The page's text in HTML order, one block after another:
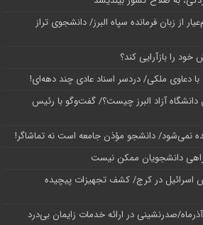
از زبان فرمانده سپاه البرز/ دانشجوی تراز
را بازآرایی کند؟
دعاوی ملکی/ دردسر اسناد عادی چند‌ دهه‌ای!
آزاد البرز چیست؟/ گفت‌وگو با رئیس
نمی‌شود/ دانشجو مؤذن جامعه است نه تماشاگر!
دانشجویان ممکن نیست
اسرائیل در کرج/‌ کشف تجهیزات پیچیده